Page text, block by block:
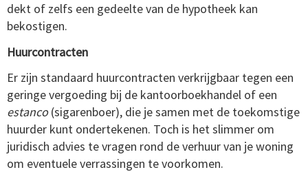
dekt of zelfs een gedeelte van de hypotheek kan
bekostigen.
Huurcontracten
Er zijn standaard huurcontracten verkrijgbaar tegen een
geringe vergoeding bij de kantoorboekhandel of een
estanco(sigarenboer), die je samen met de toekomstige
huurder kunt ondertekenen. Toch is het slimmer om
juridisch advies te vragen rond de verhuur van je woning
om eventuele verrassingen te voorkomen.